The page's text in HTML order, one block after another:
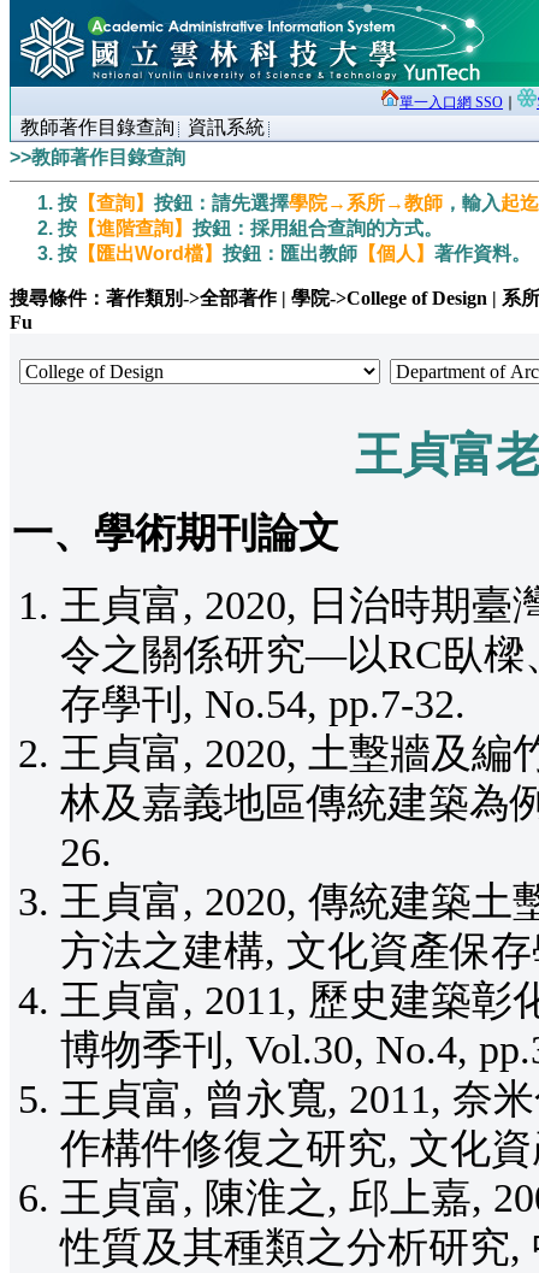
單一入口網 SSO
教師著作目錄查詢
資訊系統
>>教師著作目錄查詢
按 【查詢】 按鈕：請先選擇學院→系所→教師 ，輸入起
按 【進階查詢】 按鈕：採用組合查詢的方式。
按 【匯出Word檔】 按鈕：匯出教師 【個人】 著作資料。
搜尋條件：著作類別->全部著作 | 學院->College of Design | 系
Fu
王貞富
一、學術期刊論文
王貞富, 2020, 日治時期
令之關係研究―以RC臥樑
存學刊, No.54, pp.7-32.
王貞富, 2020, 土墼牆及
林及嘉義地區傳統建築為
26.
王貞富, 2020, 傳統建築
方法之建構, 文化資產保存
王貞富, 2011, 歷史建築
博物季刊, Vol.30, No.4,
王貞富, 曾永寬, 2011, 奈
作構件修復之研究, 文化
王貞富, 陳淮之, 邱上嘉,
性質及其種類之分析研究,